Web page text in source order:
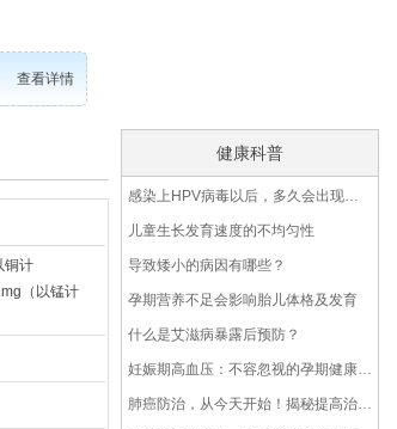
查看详情
铜计
（以锰计
健康科普
感染上HPV病毒以后，多久会出现挖空细胞？
儿童生长发育速度的不均匀性
导致矮小的病因有哪些？
孕期营养不足会影响胎儿体格及发育
什么是艾滋病暴露后预防？
妊娠期高血压：不容忽视的孕期健康挑战
肺癌防治，从今天开始！揭秘提高治愈率的关键预防措施